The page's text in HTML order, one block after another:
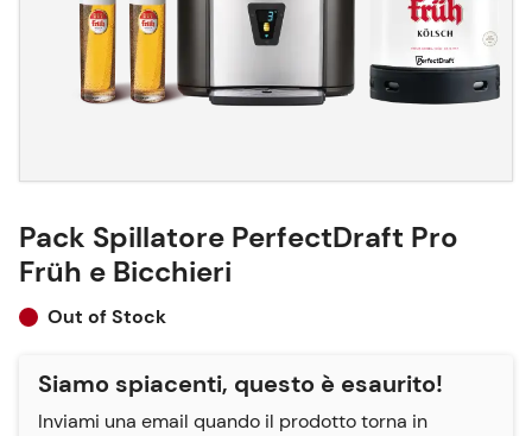
Pack Spillatore PerfectDraft Pro
Früh e Bicchieri
Out of Stock
Siamo spiacenti, questo è esaurito!
Inviami una email quando il prodotto torna in